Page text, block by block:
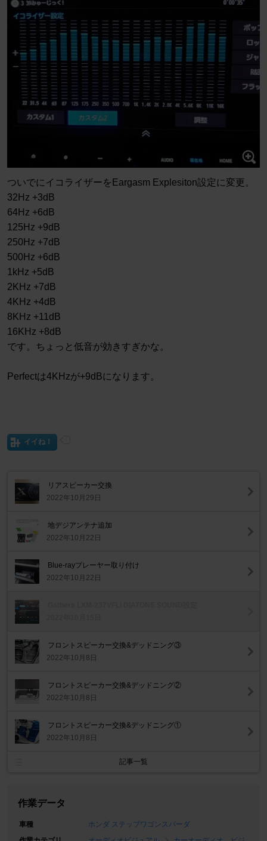
ついでにイコライザーをEargasm Explesiton設定に変更。
32Hz +3dB
64Hz +6dB
125Hz +9dB
250Hz +7dB
500Hz +6dB
1kHz +5dB
2KHz +7dB
4KHz +4dB
8KHz +11dB
16KHz +8dB
です。ちょっと低音が効きすぎかな。
Perfectは4KHzが+9dBになります。
イイね！
リアスピーカー交換
2022年10月29日
地デジアンテナ追加
2022年10月22日
Blue-rayプレーヤー取り付け
2022年10月22日
フロントスピーカー交換&デッドニング③
2022年10月8日
フロントスピーカー交換&デッドニング②
2022年10月8日
フロントスピーカー交換&デッドニング①
2022年10月8日
記事一覧
作業データ
車種
ホンダ ステップワゴンスパーダ